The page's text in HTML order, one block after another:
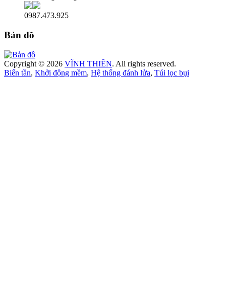
0987.473.925
Bản đồ
Copyright © 2026 VĨNH THIÊN. All rights reserved.
Biến tần, Khởi động mềm, Hệ thống đánh lửa, Túi lọc bụi